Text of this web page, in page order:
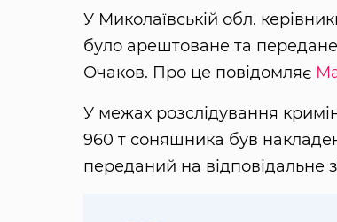
У Миколаївській обл.
було арештоване та
Очаков. Про це повідомляє
У межах розслідування
960 т соняшника був
переданий на відповідальне